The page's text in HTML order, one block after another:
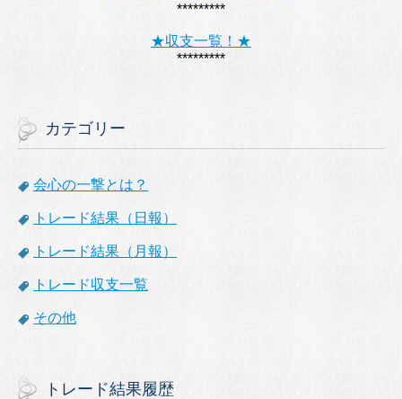
*********
★収支一覧！★
*********
カテゴリー
会心の一撃とは？
トレード結果（日報）
トレード結果（月報）
トレード収支一覧
その他
トレード結果履歴